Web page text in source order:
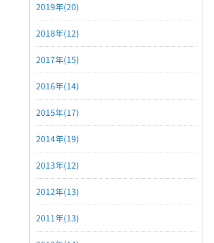
2019年(20)
2018年(12)
2017年(15)
2016年(14)
2015年(17)
2014年(19)
2013年(12)
2012年(13)
2011年(13)